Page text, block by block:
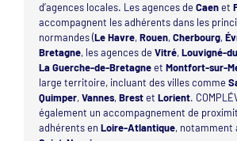
d’agences locales. Les agences deCaenet
accompagnent les adhérents dans les
normandes (Le Havre,Rouen,Cherbourg,
Bretagne, les agences deVitré,Louvigné-
La Guerche-de-BretagneetMontfort-sur-
large territoire, incluant des villes comme
Quimper,Vannes,BrestetLorient.
également un accompagnement de
adhérents enLoire-Atlantique, notamment